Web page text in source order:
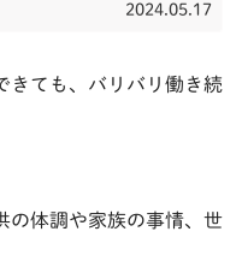
2024.05.17
きても、バリバリ働き続
の体調や家族の事情、世